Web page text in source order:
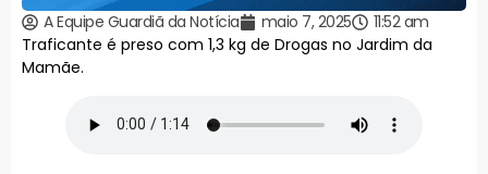
A Equipe Guardiã da Notícia maio 7, 2025
11:52 am
Traficante é preso com 1,3 kg de Drogas no Jardim da
Mamãe.